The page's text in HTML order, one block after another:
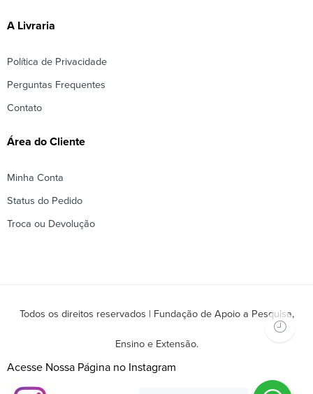
A Livraria
Política de Privacidade
Perguntas Frequentes
Contato
Área do Cliente
Minha Conta
Status do Pedido
Troca ou Devolução
Todos os direitos reservados | Fundação de Apoio a Pesquisa,
Ensino e Extensão.
Acesse Nossa Página no Instagram